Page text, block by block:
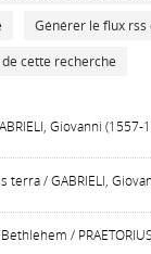
Générer le flux rss
cette recherche
Giovanni (1557-
terra / GABRIELI,
/